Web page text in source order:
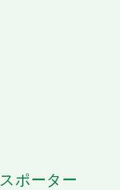
ポーター